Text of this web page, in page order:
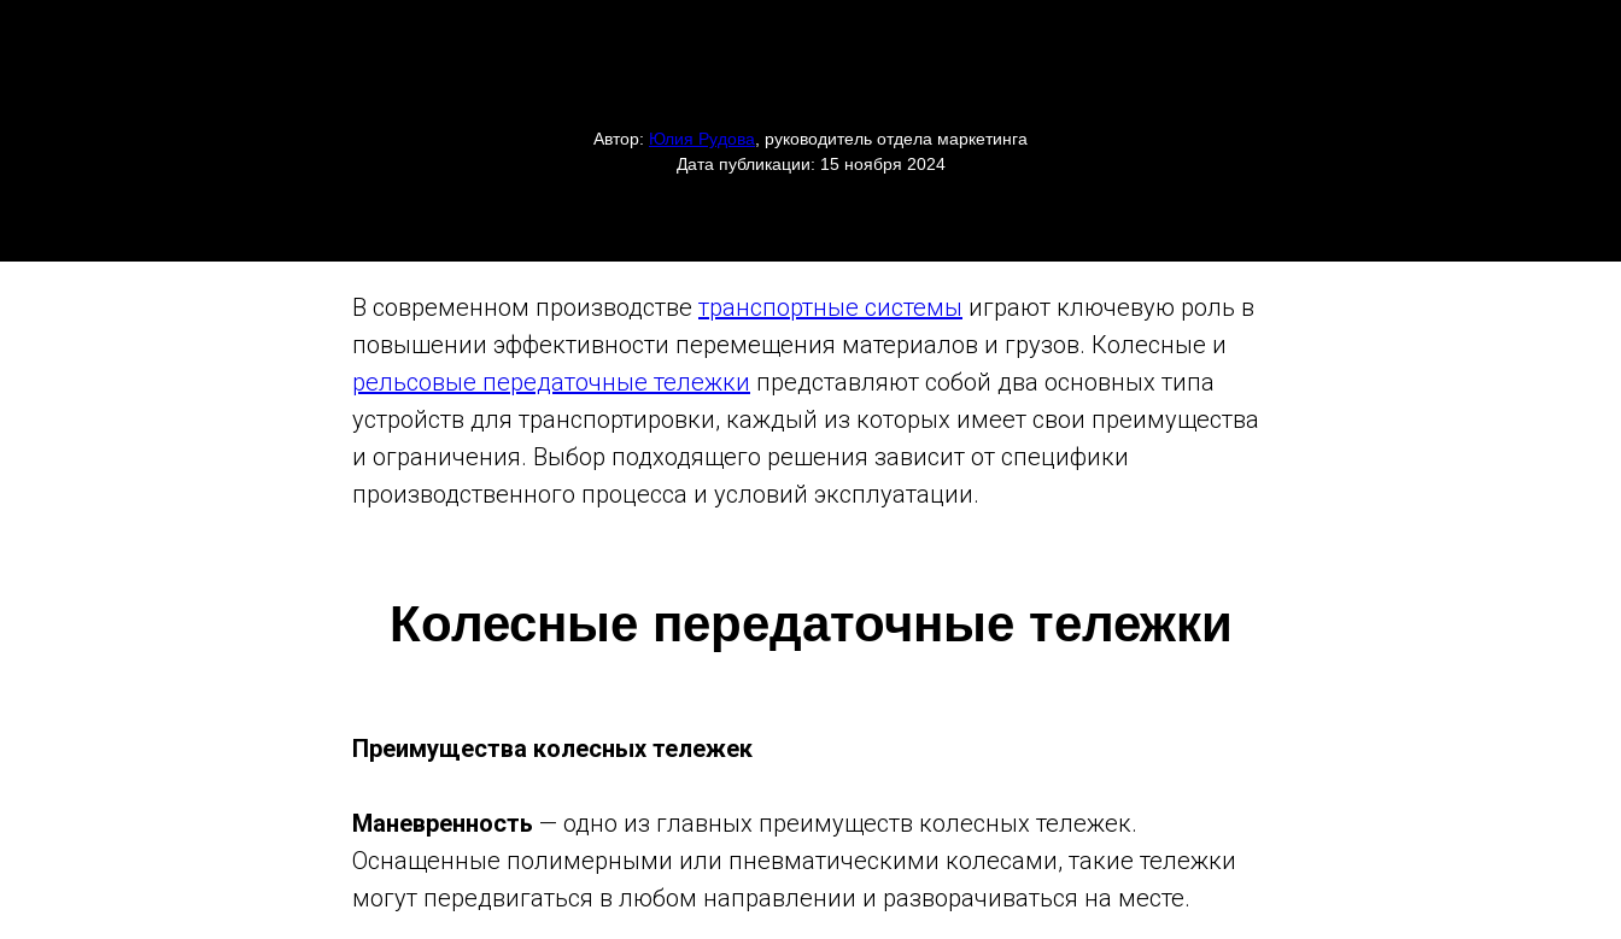
Автор: Юлия Рудова , руководитель отдела маркетинга
Дата публикации: 15 ноября 2024
В современном производстве транспортные системы играют ключевую роль в
повышении эффективности перемещения материалов и грузов. Колесные и
рельсовые передаточные тележки представляют собой два основных типа
устройств для транспортировки, каждый из которых имеет свои преимущества
и ограничения. Выбор подходящего решения зависит от специфики
производственного процесса и условий эксплуатации.
Колесные передаточные тележки
Преимущества колесных тележек
Маневренность — одно из главных преимуществ колесных тележек.
Оснащенные полимерными или пневматическими колесами, такие тележки
могут передвигаться в любом направлении и разворачиваться на месте.